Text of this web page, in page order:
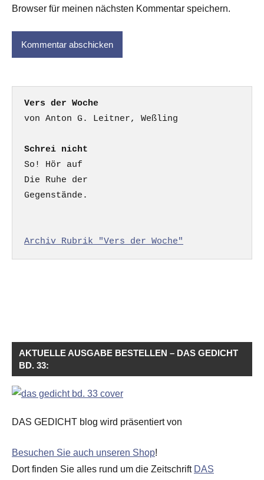
Browser für meinen nächsten Kommentar speichern.
Vers der Woche
Schrei nicht
So! Hör auf
Die Ruhe der
Gegenstände.
Archiv Rubrik "Vers der Woche"
AKTUELLE AUSGABE BESTELLEN – DAS GEDICHT
BD. 33:
DAS GEDICHT blog wird präsentiert von
Besuchen Sie auch unseren Shop!
Dort finden Sie alles rund um die Zeitschrift DAS